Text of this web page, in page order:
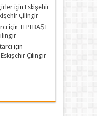
için Eskişehir
Çilingir
için TEPEBAŞI
için
Eskişehir Çilingir